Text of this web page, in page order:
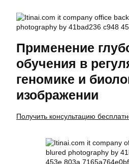
Применение
обучения в
геномике и
изображении
Получить консультацию